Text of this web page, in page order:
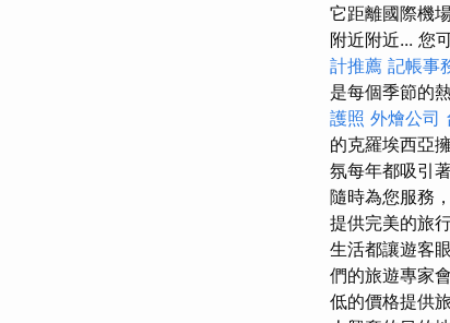
它距離國際機
附近附近... 您
計推薦 記帳事
是每個季節的
護照 外燴公司
的克羅埃西亞
氛每年都吸引
隨時為您服務
提供完美的旅
生活都讓遊客
們的旅遊專家
低的價格提供